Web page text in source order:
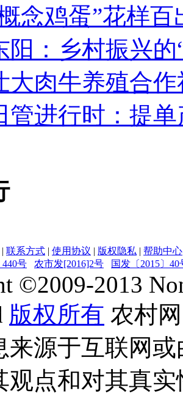
念鸡蛋”花样百
阳：乡村振兴的
大肉牛养殖合
管进行时：提
| 联系方式 | 使用协议 | 版权隐私 | 帮助中心
号
农市发[2016]2号 国发〔2015〕40
©2009-2013
版权所有 农村网
来源于互联网
观点和对其真